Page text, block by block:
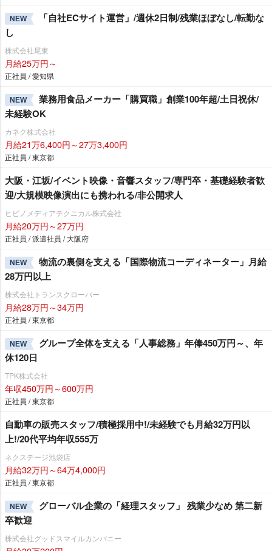
NEW
「自社ECサイト運営」/週休2日制/残業ほぼなし/転勤な
し
株式会社尾東
月給25万円～
正社員 / 愛知県
NEW
業務用食品メーカー「購買職」創業100年超/土日祝休/
未経験OK
カネク株式会社
月給21万6,400円～27万3,400円
正社員 / 東京都
大阪・江坂/イベント映像・音響スタッフ/専門卒・基礎経験者歓
迎/大規模映像演出にも携われる/非公開求人
ヒビノメディアテクニカル株式会社
月給20万円～27万円
正社員 / 派遣社員 / 大阪府
NEW
物流の裏側を支える「国際物流コーディネーター」月給
28万円以上
株式会社トランスクローバー
月給28万円～34万円
正社員 / 東京都
NEW
グループ全体を支える「人事総務」年俸450万円～、年
休120日
TPK株式会社
年収450万円～600万円
正社員 / 東京都
自動車の販売スタッフ/積極採用中!/未経験でも月給32万円以
上!/20代平均年収555万
ネクステージ池袋店
月給32万円～64万4,000円
正社員 / 東京都
NEW
グローバル企業の「経理スタッフ」 残業少なめ 第二新
卒歓迎
株式会社グッドスマイルカンパニー